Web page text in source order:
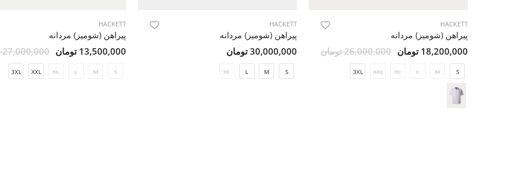
HACKETT
پیراهن (شومیز) مردانه
18,200,000 تومان 26,000,000 تومان
S
M
L
XL
XXL
3XL
HACKETT
پیراهن (شومیز) مردانه
30,000,000 تومان
S
M
L
XL
HACKETT
پیراهن (شومیز) مردانه
13,500,000 تومان 27,000,000 تومان
S
M
L
XL
XXL
3XL